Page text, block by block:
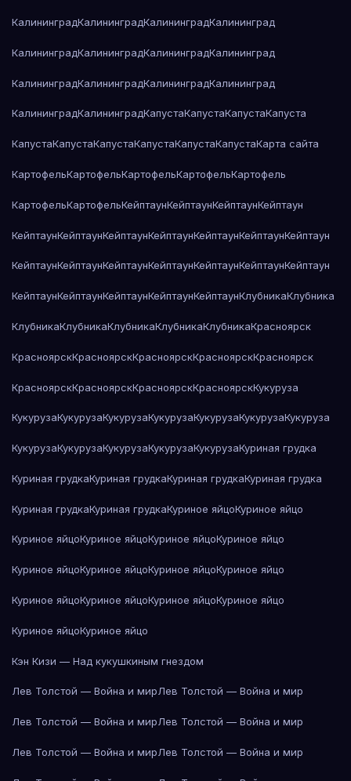
КалининградКалининградКалининградКалининград
КалининградКалининградКалининградКалининград
КалининградКалининградКалининградКалининград
КалининградКалининградКапустаКапустаКапустаКапуста
КапустаКапустаКапустаКапустаКапустаКапустаКарта сайта
КартофельКартофельКартофельКартофельКартофель
КартофельКартофельКейптаунКейптаунКейптаунКейптаун
КейптаунКейптаунКейптаунКейптаунКейптаунКейптаунКейптаун
КейптаунКейптаунКейптаунКейптаунКейптаунКейптаунКейптаун
КейптаунКейптаунКейптаунКейптаунКейптаунКлубникаКлубника
КлубникаКлубникаКлубникаКлубникаКлубникаКрасноярск
КрасноярскКрасноярскКрасноярскКрасноярскКрасноярск
КрасноярскКрасноярскКрасноярскКрасноярскКукуруза
КукурузаКукурузаКукурузаКукурузаКукурузаКукурузаКукуруза
КукурузаКукурузаКукурузаКукурузаКукурузаКуриная грудка
Куриная грудкаКуриная грудкаКуриная грудкаКуриная грудка
Куриная грудкаКуриная грудкаКуриное яйцоКуриное яйцо
Куриное яйцоКуриное яйцоКуриное яйцоКуриное яйцо
Куриное яйцоКуриное яйцоКуриное яйцоКуриное яйцо
Куриное яйцоКуриное яйцоКуриное яйцоКуриное яйцо
Куриное яйцоКуриное яйцо
Кэн Кизи — Над кукушкиным гнездом
Лев Толстой — Война и мирЛев Толстой — Война и мир
Лев Толстой — Война и мирЛев Толстой — Война и мир
Лев Толстой — Война и мирЛев Толстой — Война и мир